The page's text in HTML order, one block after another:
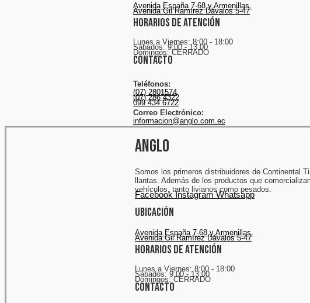
Avenida España 7-68 y Armenillas.
Avenida Gil Ramírez Dávalos 5-47
Horarios de atención
Lunes a Viernes: 8:00 - 18:00
Sábados: 9:00 - 13:00
Domingos: CERRADO
Contacto
Teléfonos:
(07) 2801574
(07) 286 4322
099 434 6722
Correo Electrónico:
informacion@anglo.com.ec
ANGLO
Somos los primeros distribuidores de Continental
llantas. Además de los productos que
vehículos, tanto livianos como pesados.
Facebook Instagram Whatsapp
Ubicación
Avenida España 7-68 y Armenillas.
Avenida Gil Ramírez Dávalos 5-47
Horarios de atención
Lunes a Viernes: 8:00 - 18:00
Sábados: 9:00 - 13:00
Domingos: CERRADO
Contacto